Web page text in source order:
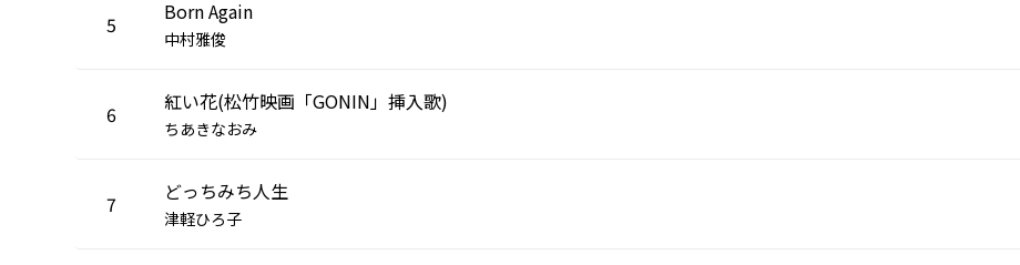
5 Born Again
中村雅俊
6 紅い花(松竹映画「GONIN」挿入歌)
ちあきなおみ
7 どっちみち人生
津軽ひろ子